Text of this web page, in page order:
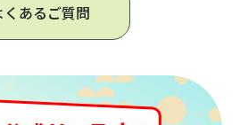
くあるご質問